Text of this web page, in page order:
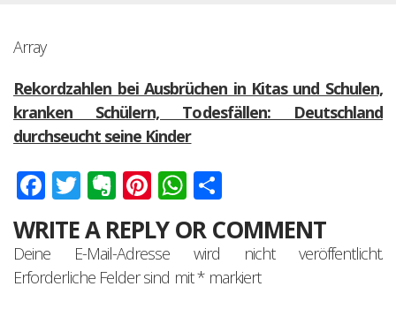
Array
Rekordzahlen bei Ausbrüchen in Kitas und Schulen,
kranken Schülern, Todesfällen: Deutschland
durchseucht seine Kinder
Facebook
Twitter
Evernote
Pinterest
WhatsApp
WRITE A REPLY OR COMMENT
Deine E-Mail-Adresse wird nicht veröffentlicht.
Erforderliche Felder sind mit*markiert